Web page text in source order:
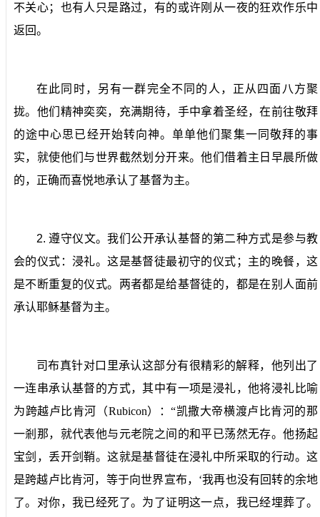
不关心；也有人只是路过，有的或许刚从一夜的狂欢作乐中
返回。
在此同时，另有一群完全不同的人，正从四面八方聚
拢。他们精神奕奕，充满期待，手中拿着圣经，在前往敬拜
的途中心思已经开始转向神。单单他们聚集一同敬拜的事
实，就使他们与世界截然划分开来。他们借着主日早晨所做
的，正确而喜悦地承认了基督为主。
2.遵守仪文。我们公开承认基督的第二种方式是参与教
会的仪式：浸礼。这是基督徒最初守的仪式；主的晚餐，这
是不断重复的仪式。两者都是给基督徒的，都是在别人面前
承认耶稣基督为主。
司布真针对口里承认这部分有很精彩的解释，他列出了
一连串承认基督的方式，其中有一项是浸礼，他将浸礼比喻
为跨越卢比肯河（Rubicon）：“凯撒大帝横渡卢比肯河的那
一剎那，就代表他与元老院之间的和平已荡然无存。他扬起
宝剑，丢开剑鞘。这就是基督徒在浸礼中所采取的行动。这
是跨越卢比肯河，等于向世界宣布，‘我再也没有回转的余地
了。对你，我已经死了。为了证明这一点，我已经埋葬了。